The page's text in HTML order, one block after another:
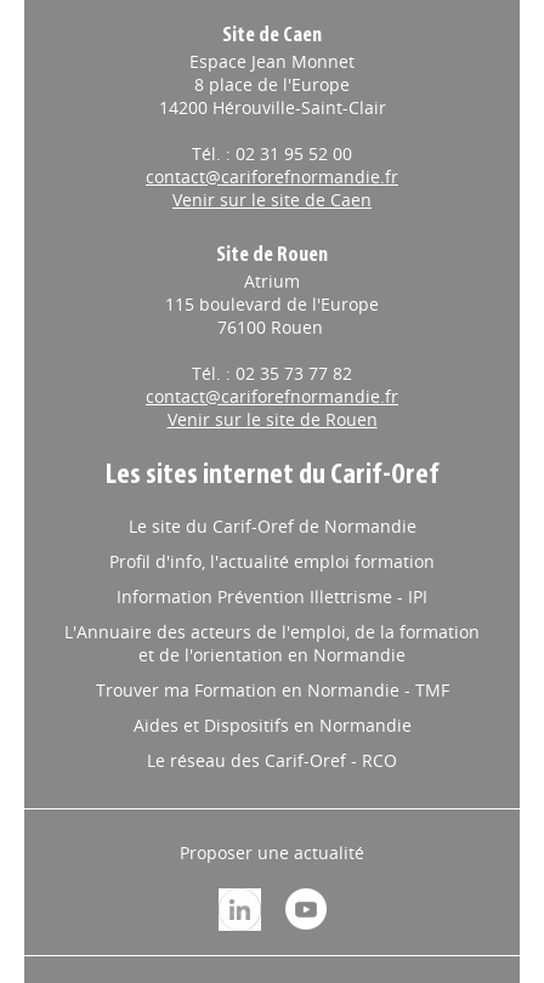
Site de Caen
Espace Jean Monnet
8 place de l'Europe
14200 Hérouville-Saint-Clair
Tél. : 02 31 95 52 00
contact@cariforefnormandie.fr
Venir sur le site de Caen
Site de Rouen
Atrium
115 boulevard de l'Europe
76100 Rouen
Tél. : 02 35 73 77 82
contact@cariforefnormandie.fr
Venir sur le site de Rouen
Les sites internet du Carif-Oref
Le site du Carif-Oref de Normandie
Profil d'info, l'actualité emploi formation
Information Prévention Illettrisme - IPI
L'Annuaire des acteurs de l'emploi, de la formation
et de l'orientation en Normandie
Trouver ma Formation en Normandie - TMF
Aides et Dispositifs en Normandie
Le réseau des Carif-Oref - RCO
Proposer une actualité